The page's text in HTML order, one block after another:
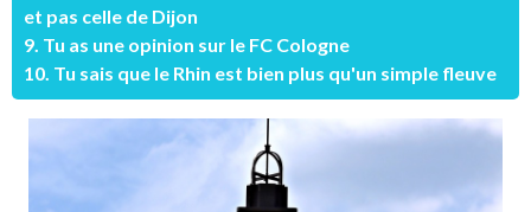
et pas celle de Dijon
9. Tu as une opinion sur le FC Cologne
10. Tu sais que le Rhin est bien plus qu'un simple fleuve